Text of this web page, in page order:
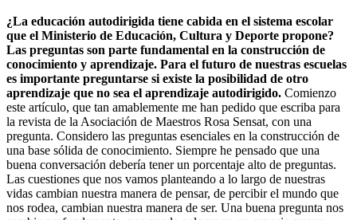
¿La educación autodirigida tiene cabida en el sistema escolar
que el Ministerio de Educa­ción, Cultura y Deporte propone?
Las preguntas son parte fundamental en la construcción de
conocimiento y aprendizaje. Para el futuro de nuestras escuelas
es importante preguntarse si existe la posibilidad de otro
aprendizaje que no sea el aprendizaje autodirigido. Comienzo
este artículo, que tan amablemente me han pedido que escriba para
la revista de la Asocia­ción de Maestros Rosa Sensat, con una
pregunta. Considero las preguntas esenciales en la construcción de
una base sólida de conocimiento. Siempre he pensado que una
buena conversación debería tener un porcentaje alto de preguntas.
Las cuestiones que nos vamos planteando a lo largo de nuestras
vidas cambian nuestra manera de pensar, de percibir el mundo que
nos rodea, cambian nuestra manera de ser. Una buena pregunta nos